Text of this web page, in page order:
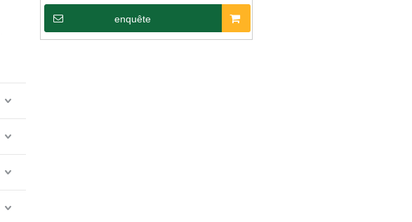
enquête